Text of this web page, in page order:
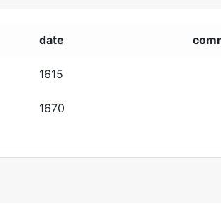
date
1615
1670